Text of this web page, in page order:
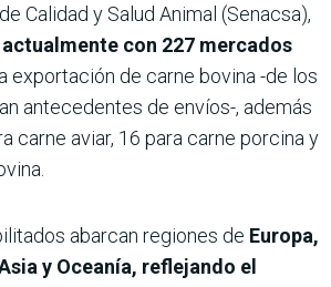
Calidad y Salud Animal (Senacsa),
con 227 mercados
exportación de carne bovina -de los
antecedentes de envíos-, además
carne aviar, 16 para carne porcina y
abarcan regiones de Europa,
y Oceanía, reflejando el